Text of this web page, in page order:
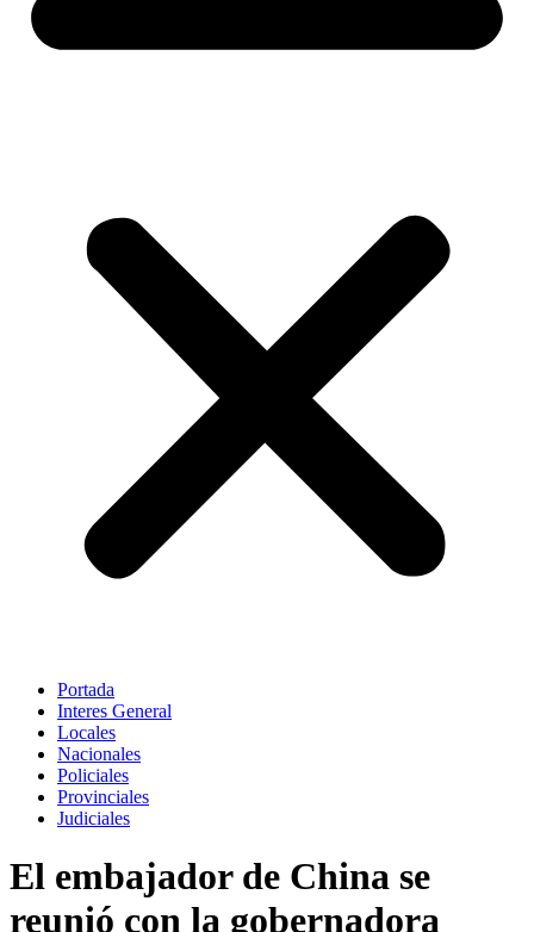
Portada
Interes General
Locales
Nacionales
Policiales
Provinciales
Judiciales
El embajador de China se
reunió con la gobernadora